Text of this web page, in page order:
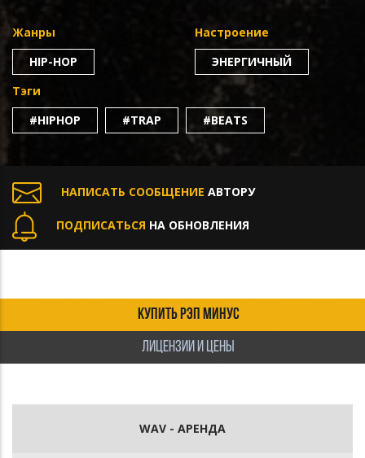
Жанры
HIP-HOP
Настроение
ЭНЕРГИЧНЫЙ
Тэги
#HIPHOP
#TRAP #BEATS
НАПИСАТЬ СООБЩЕНИЕ АВТОРУ
ПОДПИСАТЬСЯ НА ОБНОВЛЕНИЯ
КУПИТЬ РЭП МИНУС
ЛИЦЕНЗИИ И ЦЕНЫ
WAV - АРЕНДА